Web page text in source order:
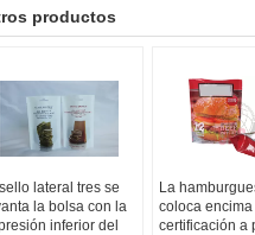
productos
lateral tres se
la bolsa con la
inferior del
La
coloca
certificación a